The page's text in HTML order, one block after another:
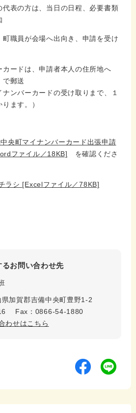
表の方は、当日の日程、必要書類
職員が会場へ出向き、申請を受け
ードは、申請者本人の住所地へ
で郵送
バーカードの受け取りまで、１
ます。）
央町マイナンバーカード出張申請
ファイル／18KB]
を確認くださ
ラシ [Excelファイル／78KB]
お問い合わせ先
県加賀郡吉備中央町豊野1-2
Fax：0866-54-1880
わせはこちら